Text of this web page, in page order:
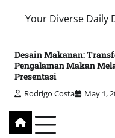
Your Diverse Daily
Desain Makanan:
Pengalaman Makan
Presentasi
Rodrigo Costa May 1,